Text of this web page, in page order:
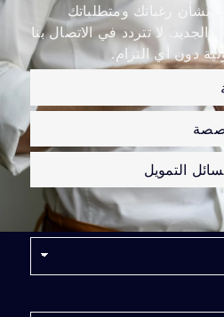
بشأن رغباتك ومتطلباتك
الجديد. لا تتردد في الاتصال بنا
دون أي التزام.
التمويل